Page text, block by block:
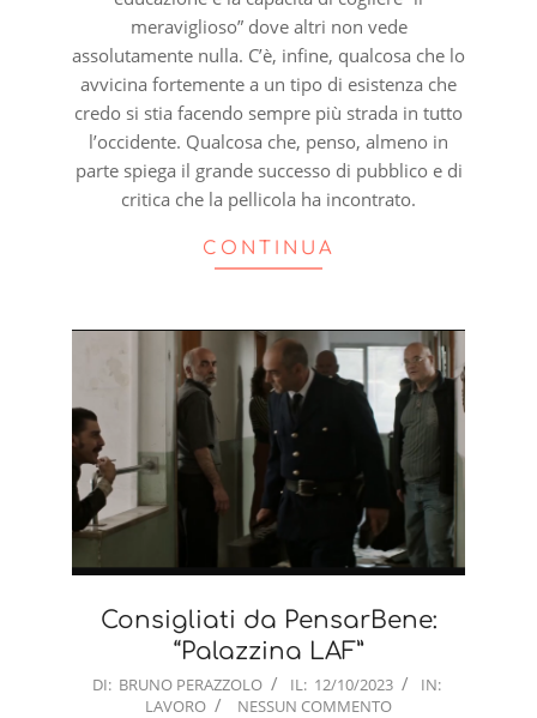
meraviglioso” dove altri non vede
assolutamente nulla. C’è, infine, qualcosa che lo
avvicina fortemente a un tipo di esistenza che
credo si stia facendo sempre più strada in tutto
l’occidente. Qualcosa che, penso, almeno in
parte spiega il grande successo di pubblico e di
critica che la pellicola ha incontrato.
CONTINUA
Consigliati da PensarBene:
“Palazzina LAF”
2023-
DI: BRUNO PERAZZOLO IL: 12/10/2023
IN:
LAVORO
NESSUN COMMENTO